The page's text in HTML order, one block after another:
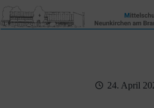
Inhalt
springen
24. April